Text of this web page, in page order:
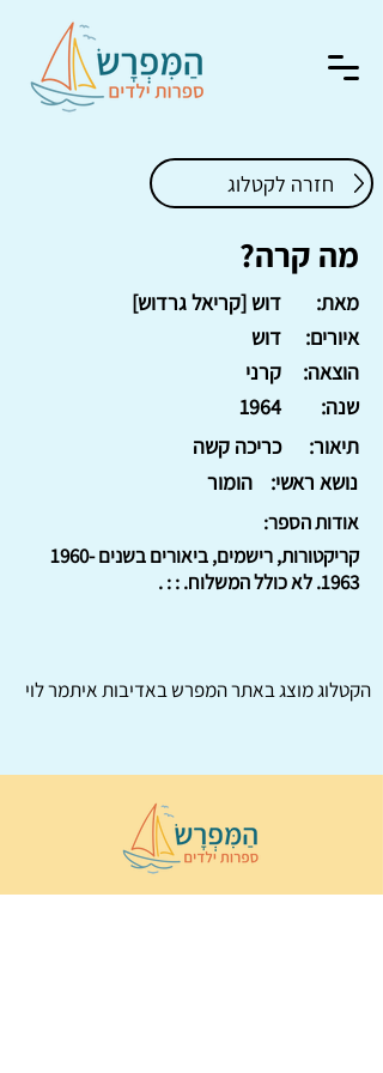
חזרה לקטלוג
מה קרה?
דוש [קריאל גרדוש]
מאת:
דוש
איורים:
קרני
הוצאה:
1964
שנה:
כריכה קשה
תיאור:
הומור
נושא ראשי:
אודות הספר:
קריקטורות, רישמים, ביאורים בשנים1960-
1963. לא כולל המשלוח. : : .
הקטלוג מוצג באתרהמפרשבאדיבות איתמר לוי